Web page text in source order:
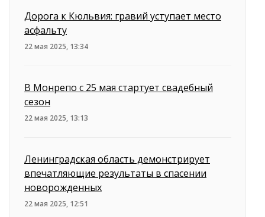
Дорога к Кюльвия: гравий уступает место
асфальту
22 мая 2025, 13:34
В Монрепо с 25 мая стартует свадебный
сезон
22 мая 2025, 13:13
Ленинградская область демонстрирует
впечатляющие результаты в спасении
новорожденных
22 мая 2025, 12:51